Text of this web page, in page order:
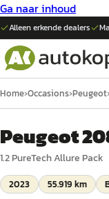
Ga naar inhoud
Alleen erkende dealers
Home›Occasions›Peugeot
Peugeot
1.2 PureTech Allure Pack
2023 55.919 km